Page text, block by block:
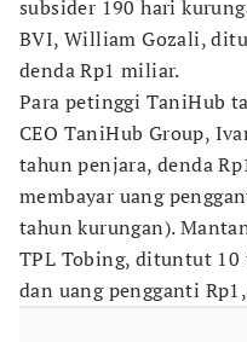
subsider 190 hari
BVI, William Gozali,
denda Rp1 miliar.
Para petinggi TaniHub
CEO TaniHub Group,
tahun penjara, denda
membayar uang
tahun kurungan).
TPL Tobing, dituntut 10
dan uang pengganti